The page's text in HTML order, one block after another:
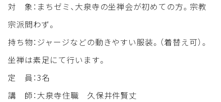
対 象：まちゼミ、大泉寺の坐禅会が初めての方。宗教
宗派問わず。
持ち物：ジャージなどの動きやすい服装。（着替え可）。
坐禅は素足にて行います。
定 員：3名
講 師：大泉寺住職 久保井件賢丈